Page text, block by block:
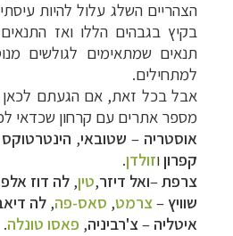
הצהריים השלג עלול להיות
בקיץ בגבהים הללו ואז
תנאים שמתאימים לגולשים
למתחילים.
אבל בכל זאת, אם הגעתם לכאן
מספר אתרים עם קרחון שכדאי
אוסטריה – שטובאי, הינטרטוקס
קפרוןוזולדן.
צרפת–ואל דיזר,טין, לה דוז אלפ
שוויץ –צרמט, סאס-פה, לה
איטליה –צ'רביניה, פאסו טונלה.